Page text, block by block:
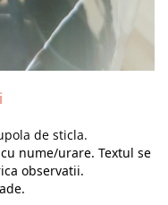
de sticla.
nume/urare. Textul se
observatii.